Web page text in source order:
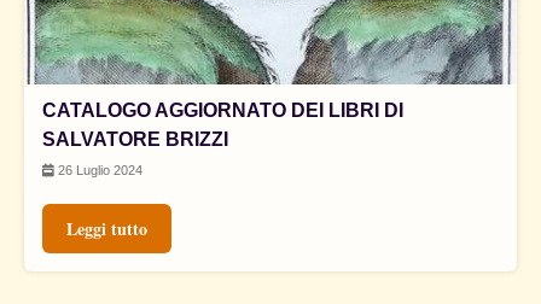
CATALOGO AGGIORNATO DEI LIBRI DI
SALVATORE BRIZZI
26 Luglio 2024
Leggi tutto